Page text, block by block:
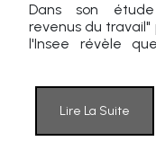
Dans son étude
revenus du travail"
l'Insee révèle
professionnelle.
Lire La Suite